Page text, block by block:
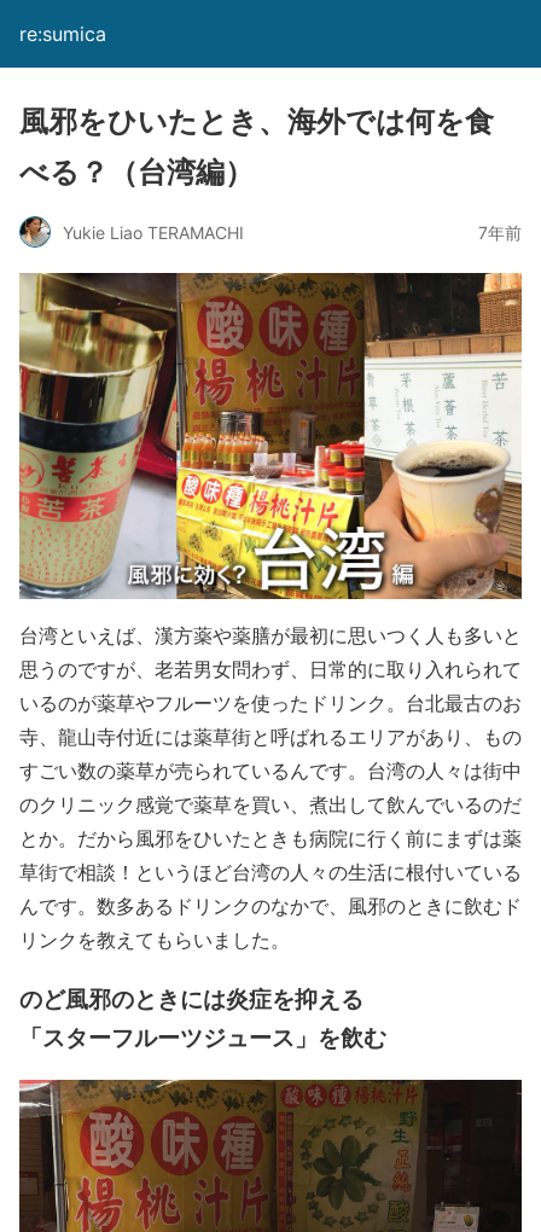
re:sumica
風邪をひいたとき、海外では何を食
べる？（台湾編）
Yukie Liao TERAMACHI 7年前
台湾といえば、漢方薬や薬膳が最初に思いつく人も多いと
思うのですが、老若男女問わず、日常的に取り入れられて
いるのが薬草やフルーツを使ったドリンク。台北最古のお
寺、龍山寺付近には薬草街と呼ばれるエリアがあり、もの
すごい数の薬草が売られているんです。台湾の人々は街中
のクリニック感覚で薬草を買い、煮出して飲んでいるのだ
とか。だから風邪をひいたときも病院に行く前にまずは薬
草街で相談！というほど台湾の人々の生活に根付いている
んです。数多あるドリンクのなかで、風邪のときに飲むド
リンクを教えてもらいました。
のど風邪のときには炎症を抑える
「スターフルーツジュース」を飲む